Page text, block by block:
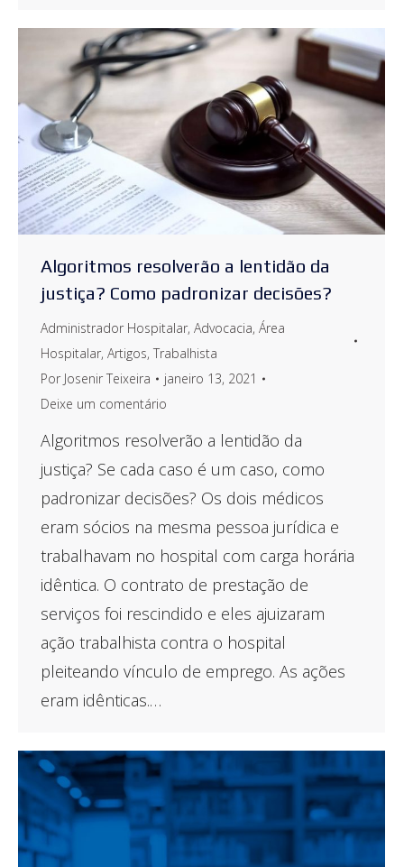
Algoritmos resolverão a lentidão da
justiça? Como padronizar decisões?
Administrador Hospitalar, Advocacia, Área
Hospitalar, Artigos, Trabalhista
Por Josenir Teixeira
janeiro 13, 2021
Deixe um comentário
Algoritmos resolverão a lentidão da
justiça? Se cada caso é um caso, como
padronizar decisões? Os dois médicos
eram sócios na mesma pessoa jurídica e
trabalhavam no hospital com carga horária
idêntica. O contrato de prestação de
serviços foi rescindido e eles ajuizaram
ação trabalhista contra o hospital
pleiteando vínculo de emprego. As ações
eram idênticas.…